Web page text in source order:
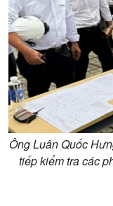
Xã hội
Tin Đời sống & Xã
360 độ Sức khỏe
Chuyển đổi Xanh
Tài nguyên và Môi
Chuyên gia của bạn
Ông Luân Quốc
tiếp kiểm tra các